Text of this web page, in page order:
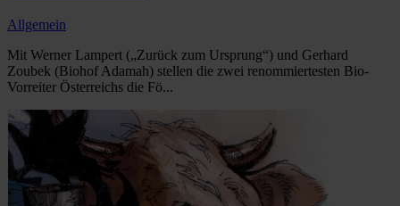
Allgemein
Mit Werner Lampert („Zurück zum Ursprung“) und Gerhard
Zoubek (Biohof Adamah) stellen die zwei renommiertesten Bio-
Vorreiter Österreichs die Fö...